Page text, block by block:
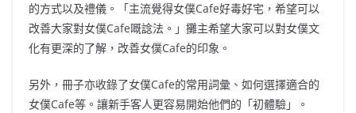
的方式以及禮儀。「主流覺得女僕Cafe好毒好宅，希望可以
改善大家對女僕Cafe嘅諗法。」攤主希望大家可以對女僕文
化有更深的了解，改善女僕Cafe的印象。
另外，冊子亦收錄了女僕Cafe的常用詞彙、如何選擇適合的
女僕Cafe等。讓新手客人更容易開始他們的「初體驗」。